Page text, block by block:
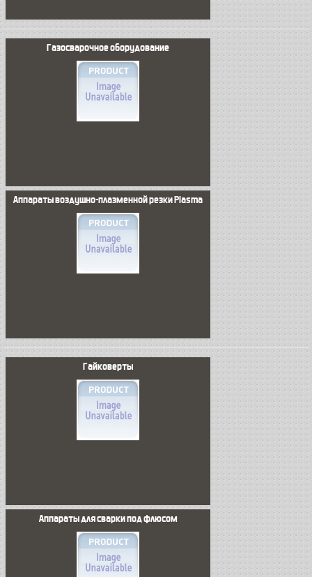
Газосварочное оборудование
Аппараты воздушно-плазменной резки Plasma
Гайковерты
Аппараты для сварки под флюсом